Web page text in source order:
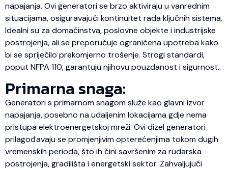
napajanja. Ovi generatori se brzo aktiviraju u vanrednim
situacijama, osiguravajući kontinuitet rada ključnih sistema.
Idealni su za domaćinstva, poslovne objekte i industrijske
postrojenja, ali se preporučuje ograničena upotreba kako
bi se spriječilo prekomjerno trošenje. Strogi standardi,
poput NFPA 110, garantuju njihovu pouzdanost i sigurnost.
Primarna snaga:
Generatori s primarnom snagom služe kao glavni izvor
napajanja, posebno na udaljenim lokacijama gdje nema
pristupa elektroenergetskoj mreži. Ovi dizel generatori
prilagođavaju se promjenjivim opterećenjima tokom dugih
vremenskih perioda, što ih čini savršenim za rudarska
postrojenja, gradilišta i energetski sektor. Zahvaljujući